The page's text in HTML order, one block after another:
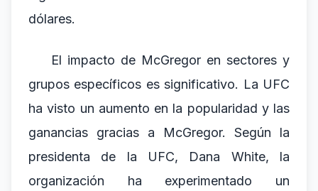
dólares.
El impacto de McGregor en sectores y
grupos específicos es significativo. La UFC
ha visto un aumento en la popularidad y las
ganancias gracias a McGregor. Según la
presidenta de la UFC, Dana White, la
organización ha experimentado un